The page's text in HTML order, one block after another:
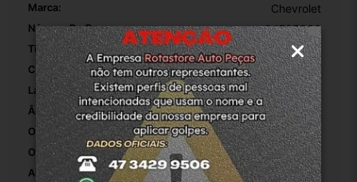
Marca: Chevrolet
Número De Peça: 94705366
Tipo De Veículo: Carro/Caminhonete
Comprimento Da Dobradiça De Capô: 44
Largura Da Dobradiça De Capô: 4
Ângulo Máximo De Abertura: 90
Origem: Rotasuljoinville
OEM: 1
Altura Da Embalagem: 34